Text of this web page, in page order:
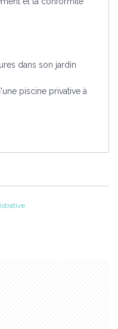
dans son jardin
piscine privative à